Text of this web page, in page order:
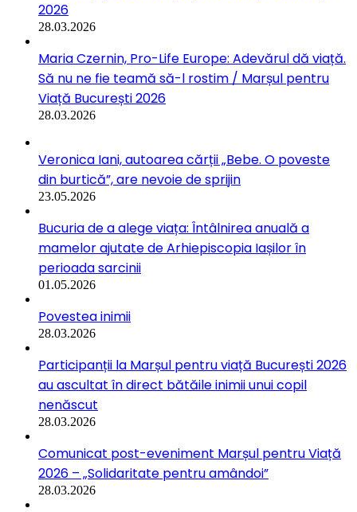
2026
28.03.2026
Maria Czernin, Pro-Life Europe: Adevărul dă viață.
Să nu ne fie teamă să-l rostim / Marșul pentru
Viață București 2026
28.03.2026
Veronica Iani, autoarea cărții „Bebe. O poveste
din burtică”, are nevoie de sprijin
23.05.2026
Bucuria de a alege viața: Întâlnirea anuală a
mamelor ajutate de Arhiepiscopia Iașilor în
perioada sarcinii
01.05.2026
Povestea inimii
28.03.2026
Participanții la Marșul pentru viață București 2026
au ascultat în direct bătăile inimii unui copil
nenăscut
28.03.2026
Comunicat post-eveniment Marșul pentru Viață
2026 – „Solidaritate pentru amândoi”
28.03.2026